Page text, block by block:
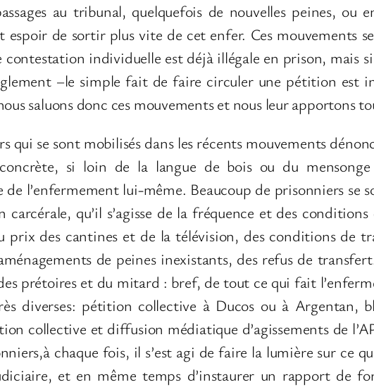
au tribunal, quelquefois de nouvelles peines, ou
espoir de sortir plus vite de cet enfer. Ces mouvements
contestation individuelle est déjà illégale en prison, mais
–le simple fait de faire circuler une pétition est
saluons donc ces mouvements et nous leur apportons
qui se sont mobilisés dans les récents mouvements
si loin de la langue de bois ou du
l’enfermement lui-même. Beaucoup de prisonniers se
carcérale, qu’il s’agisse de la fréquence et des
prix des cantines et de la télévision, des conditions de
de peines inexistants, des refus de
prétoires et du mitard : bref, de tout ce qui fait
diverses: pétition collective à Ducos ou à Argentan,
collective et diffusion médiatique d’agissements de
chaque fois, il s’est agi de faire la lumière sur ce
et en même temps d’instaurer un rapport de